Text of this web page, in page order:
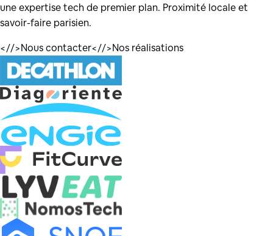
une expertise tech de premier plan. Proximité locale et
savoir-faire parisien.
<//>Nous contacter<//>Nos réalisations